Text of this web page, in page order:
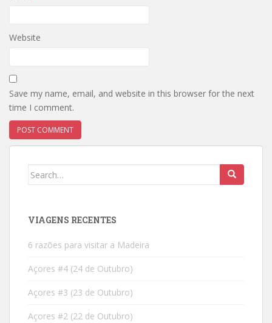
Website
Save my name, email, and website in this browser for the next
time I comment.
Search
VIAGENS RECENTES
6 razões para visitar a Madeira
Açores #4 (24 de Outubro)
Açores #3 (23 de Outubro)
Açores #2 (22 de Outubro)